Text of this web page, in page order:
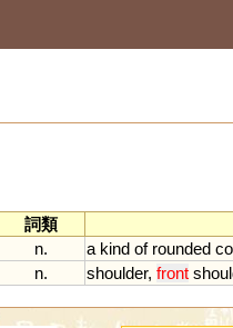
詞類
n. a kind of rounded
n. shoulder, front